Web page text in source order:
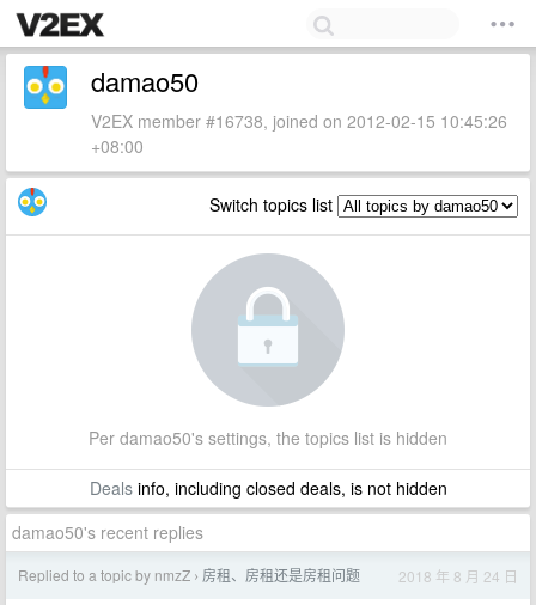
damao50
V2EX member #16738, joined on 2012-02-15 10:45:26
+08:00
Switch topics list
Per damao50's settings, the topics list is hidden
Dealsinfo, including closed deals, is not hidden
damao50's recent replies
Replied to a topic by nmzZ › 房租、房租还是房租问题 2018 年 8 月 24 日